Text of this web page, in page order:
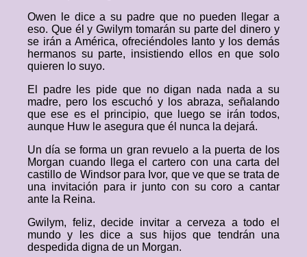
Owen le dice a su padre que no pueden llegar a
eso. Que él y Gwilym tomarán su parte del dinero y
se irán a América, ofreciéndoles Ianto y los demás
hermanos su parte, insistiendo ellos en que solo
quieren lo suyo.
El padre les pide que no digan nada nada a su
madre, pero los escuchó y los abraza, señalando
que ese es el principio, que luego se irán todos,
aunque Huw le asegura que él nunca la dejará.
Un día se forma un gran revuelo a la puerta de los
Morgan cuando llega el cartero con una carta del
castillo de Windsor para Ivor, que ve que se trata de
una invitación para ir junto con su coro a cantar
ante la Reina.
Gwilym, feliz, decide invitar a cerveza a todo el
mundo y les dice a sus hijos que tendrán una
despedida digna de un Morgan.